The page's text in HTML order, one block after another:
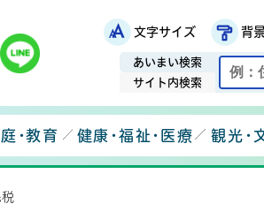
鉾田市役所ホームページ文字サイズ 背
あいまい検索
サイト内検索
ガジン
鉾田市公式Instagram
鉾田市公式Facebook
鉾田市公式LINE
・教育 健康・福祉・医療 観光・